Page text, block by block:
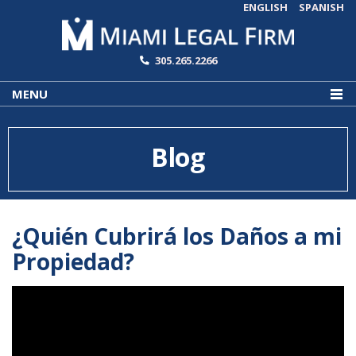
ENGLISH SPANISH
MENU
305.265.2266
Blog
¿Quién Cubrirá los Daños a mi
Propiedad?